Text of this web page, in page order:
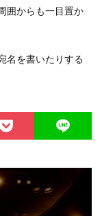
囲からも一目置か
名を書いたりする